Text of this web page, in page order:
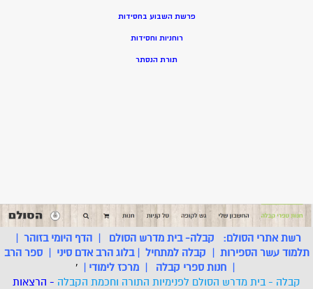
פרשת השבוע בחסידות
רוחניות וחסידות
תורת הנסתר
רשת אתרי הסולם: קבלה- בית מדרש הסולם |הדף היומי בזוהר |
תלמוד עשר הספירות | קבלה למתחיל |בלוג הרב אדם סיני |ספר הרב
| חנות ספרי קבלה | מרכז לימודי |
'
קבלה - בית מדרש הסולם לפנימיות התורה וחכמת הקבלה - הרצאות